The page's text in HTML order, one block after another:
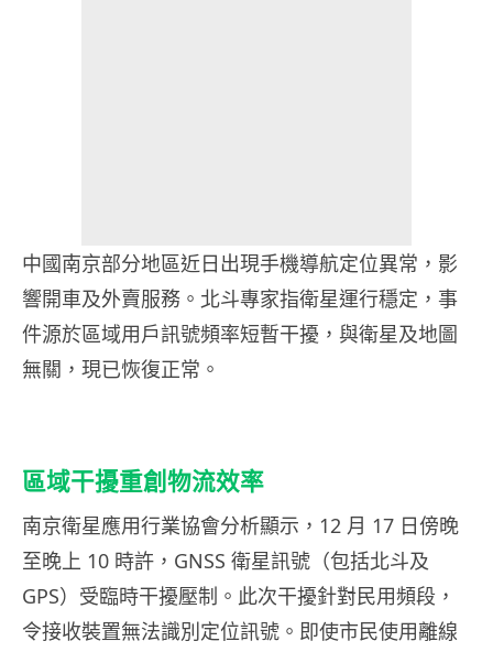
中國南京部分地區近日出現手機導航定位異常，影
響開車及外賣服務。北斗專家指衛星運行穩定，事
件源於區域用戶訊號頻率短暫干擾，與衛星及地圖
無關，現已恢復正常。
區域干擾重創物流效率
南京衛星應用行業協會分析顯示，12 月 17 日傍晚
至晚上 10 時許，GNSS 衛星訊號（包括北斗及
GPS）受臨時干擾壓制。此次干擾針對民用頻段，
令接收裝置無法識別定位訊號。即使市民使用離線